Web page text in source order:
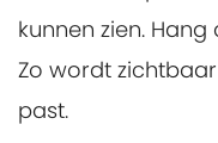
kunnen zien.
Zo wordt
past.